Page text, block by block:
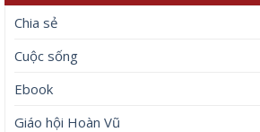
Chia sẻ
Cuộc sống
Ebook
Giáo hội Hoàn Vũ